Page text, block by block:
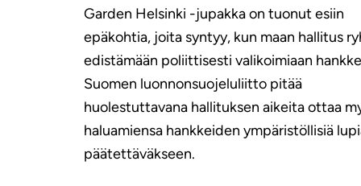
Garden Helsinki -jupakka on tuonut esiin
epäkohtia, joita syntyy, kun maan hallitus
edistämään poliittisesti valikoimiaan
Suomen luonnonsuojeluliitto pitää
huolestuttavana hallituksen aikeita ottaa
haluamiensa hankkeiden ympäristöllisiä
päätettäväkseen.